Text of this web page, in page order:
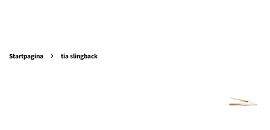
Startpagina › tia slingback